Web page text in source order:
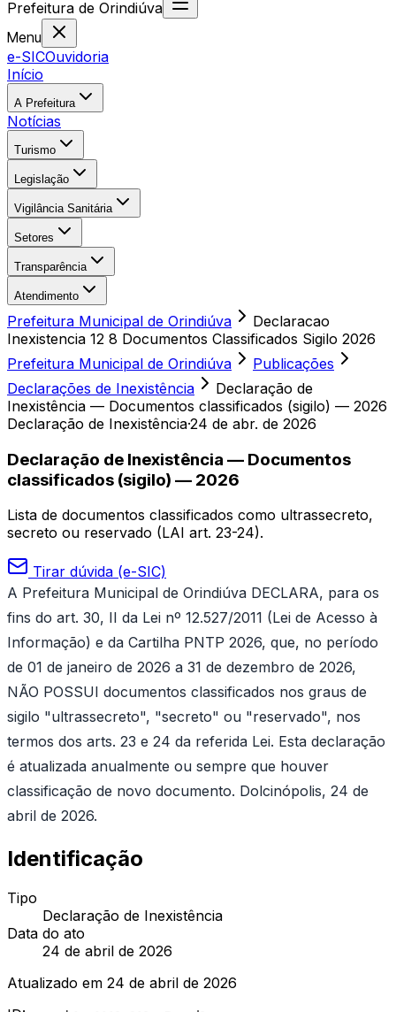
Prefeitura de Orindiúva
Menu
e-SICOuvidoria
Início
A Prefeitura
Notícias
Turismo
Legislação
Vigilância Sanitária
Setores
Transparência
Atendimento
Prefeitura Municipal de Orindiúva
Declaracao
Inexistencia 12 8 Documentos Classificados Sigilo 2026
Prefeitura Municipal de Orindiúva
Publicações
Declarações de Inexistência
Declaração de
Inexistência — Documentos classificados (sigilo) — 2026
Declaração de Inexistência·24 de abr. de 2026
Declaração de Inexistência — Documentos
classificados (sigilo) — 2026
Lista de documentos classificados como ultrassecreto,
secreto ou reservado (LAI art. 23-24).
Tirar dúvida (e-SIC)
A Prefeitura Municipal de Orindiúva DECLARA, para os
fins do art. 30, II da Lei nº 12.527/2011 (Lei de Acesso à
Informação) e da Cartilha PNTP 2026, que, no período
de 01 de janeiro de 2026 a 31 de dezembro de 2026,
NÃO POSSUI documentos classificados nos graus de
sigilo "ultrassecreto", "secreto" ou "reservado", nos
termos dos arts. 23 e 24 da referida Lei. Esta declaração
é atualizada anualmente ou sempre que houver
classificação de novo documento. Dolcinópolis, 24 de
abril de 2026.
Identificação
Tipo
Declaração de Inexistência
Data do ato
24 de abril de 2026
Atualizado em 24 de abril de 2026